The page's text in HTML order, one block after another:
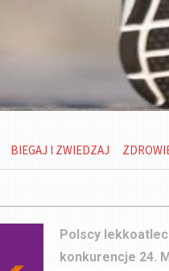
BIEGAJ I ZWIEDZAJ
Polscy
konkurencje 24.